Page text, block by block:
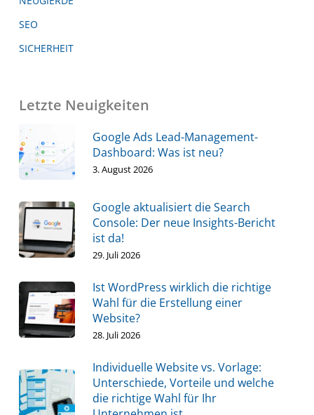
SEO
SICHERHEIT
Letzte Neuigkeiten
Google Ads Lead-Management-
Dashboard: Was ist neu?
3. August 2026
Google aktualisiert die Search
Console: Der neue Insights-Bericht
ist da!
29. Juli 2026
Ist WordPress wirklich die richtige
Wahl für die Erstellung einer
Website?
28. Juli 2026
Individuelle Website vs. Vorlage:
Unterschiede, Vorteile und welche
die richtige Wahl für Ihr